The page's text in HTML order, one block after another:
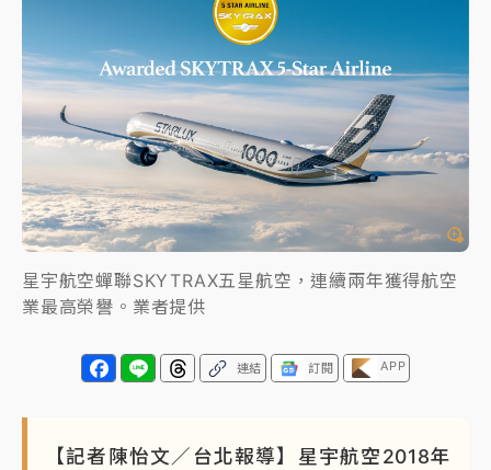
中信慈善基金會想增加董事人數！辜仲諒向法院聲請遭
駁 理由曝光
故宮《龍藏經》特展第2檔！今線上預約開賣一度塞車
周六起展出延長至晚上7時
台東農業處長涉圖利渡假村！東檢抗告成功 今重開羈
押庭
父親節泡湯了！中颱白海豚雨彈轟3天 「紅到發紫」降
雨熱區曝
星宇航空蟬聯SKYTRAX五星航空，連續兩年獲得航空
業最高榮譽。業者提供
連結 訂閱 APP
【記者陳怡文／台北報導】星宇航空2018年